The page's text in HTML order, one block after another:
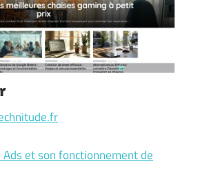
Ads et son fonctionnement de